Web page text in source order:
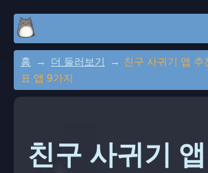
홈 더 둘러보기
친구 사귀기 앱 추
표 앱 9가지
친구 사귀기